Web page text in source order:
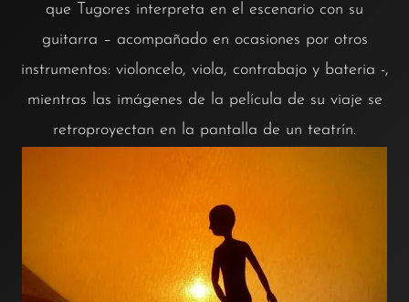
que Tugores interpreta en el escenario con su
guitarra – acompañado en ocasiones por otros
instrumentos: violoncelo, viola, contrabajo y bateria -,
mientras las imágenes de la película de su viaje se
retroproyectan en la pantalla de un teatrín.